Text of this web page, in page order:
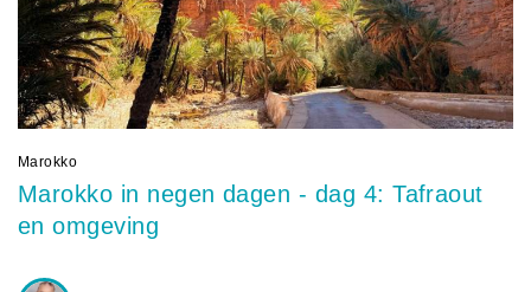
Marokko
Marokko in negen dagen - dag 4: Tafraout
en omgeving